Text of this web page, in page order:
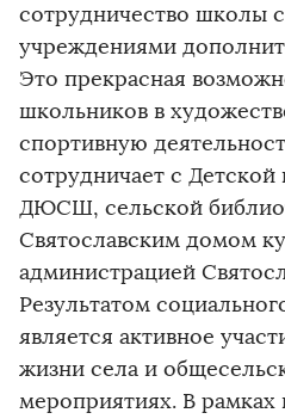
сотрудничество школы
учреждениями
Это прекрасная
школьников в
спортивную
сотрудничает с
ДЮСШ, сельской
Святославским домом
администрацией
Результатом
является активное
жизни села и
мероприятиях. В